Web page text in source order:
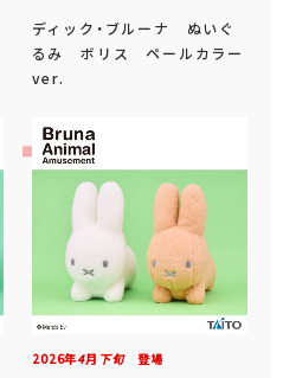
ディック・ブルーナ ぬいぐ
るみ ボリス ペールカラー
ver.
2026年4月 下旬登場